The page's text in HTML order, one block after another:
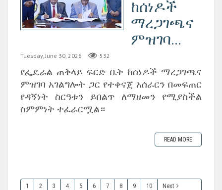
ከሰነዶች
ማረጋገጫና
ምዝገባ...
Tuesday, June 30, 2026 532
‎የፌዴራል ጠቅላይ ፍርድ ቤት ከሰነዶች ማረጋገጫና
ምዝገባ አገልግሎት ጋር የተቀናጀ አሰራርን በመፍጠር
የዳኝነት ስርዓቱን ይበልጥ ለማዘመን የሚያስችል
ስምምነት ተፈራርሟል።
READ MORE
1 2 3 4 5 6 7 8 9 10
Next